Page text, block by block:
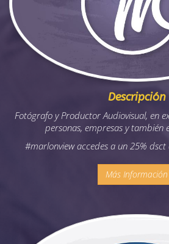
Descripción
Fotógrafo y Productor Audiovisual, en
personas, empresas y también
#marlonview accedes a un 25% dsct
Más Información